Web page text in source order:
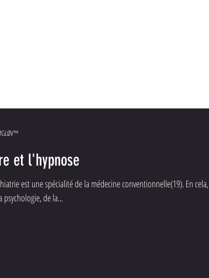
et l'hypnose
est une spécialité de la médecine conventionnelle(19). En cela,
psychologie, de la...